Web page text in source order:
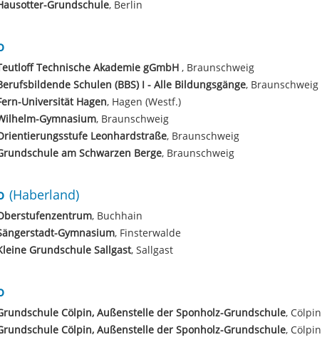
Grundschule, Berlin
Technische Akademie gGmbH , Braunschweig
Schulen (BBS) I - Alle Bildungsgänge, Braunschweig
Universität Hagen, Hagen (Westf.)
Gymnasium, Braunschweig
Leonhardstraße, Braunschweig
am Schwarzen Berge, Braunschweig
(Haberland)
, Buchhain
Gymnasium, Finsterwalde
Grundschule Sallgast, Sallgast
Cölpin, Außenstelle der Sponholz-Grundschule, Cölpin
Cölpin, Außenstelle der Sponholz-Grundschule, Cölpin